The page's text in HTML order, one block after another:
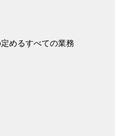
めるすべての業務